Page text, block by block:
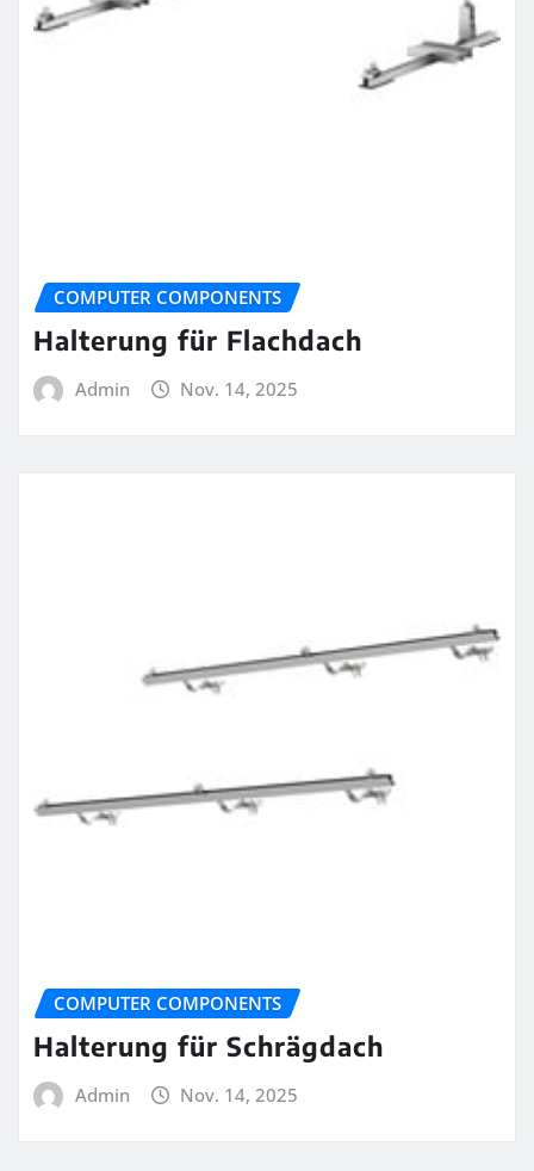
COMPUTER COMPONENTS
Halterung für Flachdach
Admin Nov. 14, 2025
COMPUTER COMPONENTS
Halterung für Schrägdach
Admin Nov. 14, 2025